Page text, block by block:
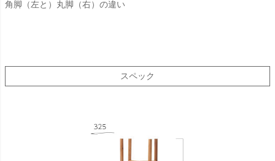
角脚（左と）丸脚（右）の違い
スペック